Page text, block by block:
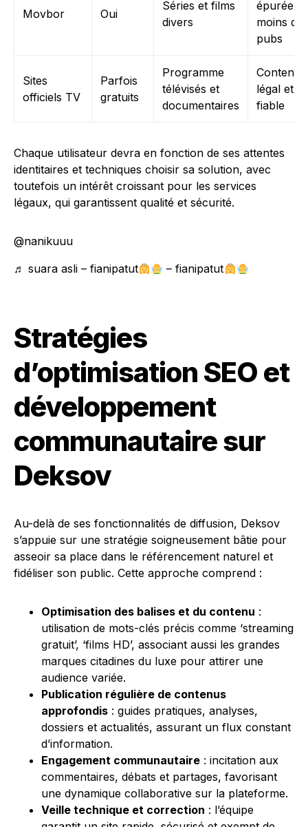
Movbor Oui
Séries et films
divers
épurée,
moins de
pubs
Sites
officiels TV
Parfois
gratuits
Programme
télévisés et
documentaires
Contenu
légal et
fiable
Chaque utilisateur devra en fonction de ses attentes
identitaires et techniques choisir sa solution, avec
toutefois un intérêt croissant pour les services
légaux, qui garantissent qualité et sécurité.
@nanikuuu
♬ suara asli – fianipatut
– fianipatut
Stratégies
d’optimisation SEO et
développement
communautaire sur
Deksov
Au-delà de ses fonctionnalités de diffusion, Deksov
s’appuie sur une stratégie soigneusement bâtie pour
asseoir sa place dans le référencement naturel et
fidéliser son public. Cette approche comprend :
Optimisation des balises et du contenu :
utilisation de mots-clés précis comme ‘streaming
gratuit’, ‘films HD’, associant aussi les grandes
marques citadines du luxe pour attirer une
audience variée.
Publication régulière de contenus
approfondis : guides pratiques, analyses,
dossiers et actualités, assurant un flux constant
d’information.
Engagement communautaire : incitation aux
commentaires, débats et partages, favorisant
une dynamique collaborative sur la plateforme.
Veille technique et correction : l’équipe